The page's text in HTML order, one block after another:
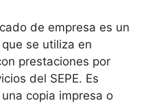
de empresa es un
se utiliza en
prestaciones por
del SEPE. Es
copia impresa o